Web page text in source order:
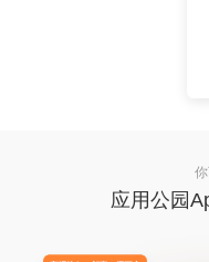
应用公园